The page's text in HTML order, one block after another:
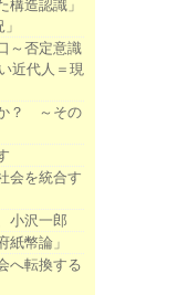
構造認識」
～否定意識
近代人＝現
？ ～その
会を統合す
小沢一郎
紙幣論」
へ転換する